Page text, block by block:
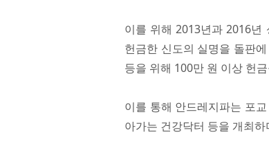
이를 위해 2013년과 2016년
헌금한 신도의 실명을 돌판
등을 위해 100만 원 이상 헌
이를 통해 안드레지파는 포
아가는 건강닥터 등을 개최